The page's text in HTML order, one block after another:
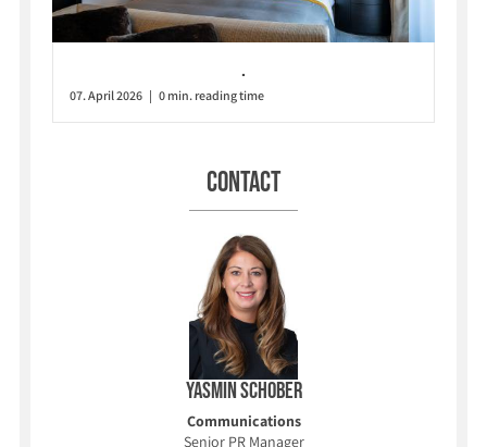
.
07. April 2026 | 0 min. reading time
Contact
Yasmin Schober
Communications
Senior PR Manager